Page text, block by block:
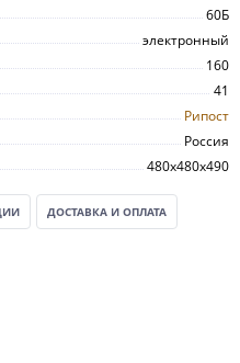
60Б
электронный
160
41
Рипост
Россия
480х480х490
ДОСТАВКА И ОПЛАТА